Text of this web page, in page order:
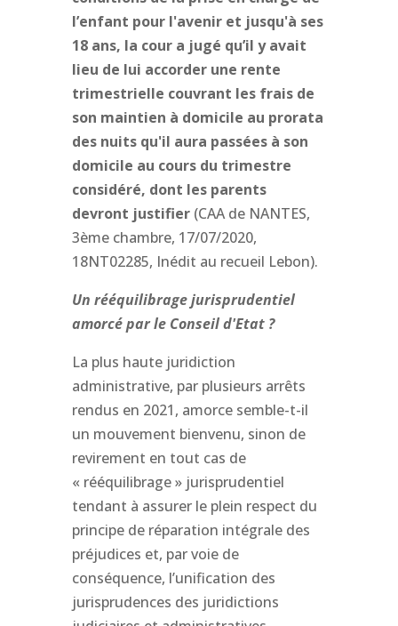
l’enfant pour l'avenir et jusqu'à ses
18 ans, la cour a jugé qu’il y avait
lieu de lui accorder une rente
trimestrielle couvrant les frais de
son maintien à domicile au prorata
des nuits qu'il aura passées à son
domicile au cours du trimestre
considéré, dont les parents
devront justifier (CAA de NANTES,
3ème chambre, 17/07/2020,
18NT02285, Inédit au recueil Lebon).
Un rééquilibrage jurisprudentiel
amorcé par le Conseil d'Etat ?
La plus haute juridiction
administrative, par plusieurs arrêts
rendus en 2021, amorce semble-t-il
un mouvement bienvenu, sinon de
revirement en tout cas de
« rééquilibrage » jurisprudentiel
tendant à assurer le plein respect du
principe de réparation intégrale des
préjudices et, par voie de
conséquence, l’unification des
jurisprudences des juridictions